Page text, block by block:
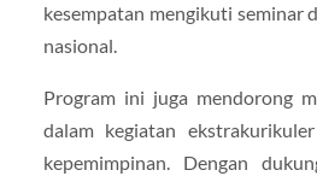
kesempatan mengikuti seminar
nasional.
Program ini juga mendorong
dalam kegiatan
kepemimpinan. Dengan